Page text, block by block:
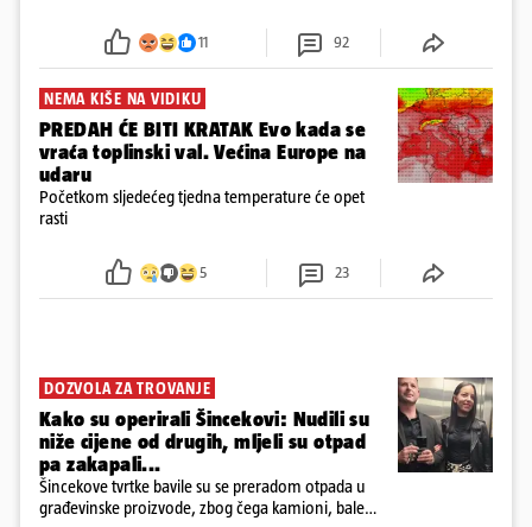
požar, rekao je vlasnik
11 92
NEMA KIŠE NA VIDIKU
PREDAH ĆE BITI KRATAK Evo kada se
vraća toplinski val. Većina Europe na
udaru
Početkom sljedećeg tjedna temperature će opet
rasti
5 23
DOZVOLA ZA TROVANJE
Kako su operirali Šincekovi: Nudili su
niže cijene od drugih, mljeli su otpad
pa zakapali...
Šincekove tvrtke bavile su se preradom otpada u
građevinske proizvode, zbog čega kamioni, bale